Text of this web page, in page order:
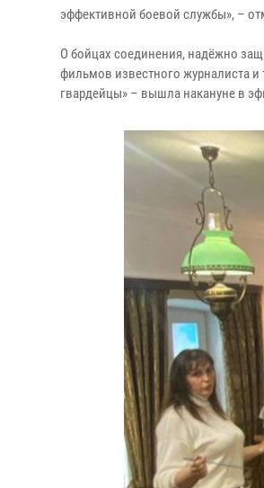
эффективной боевой службы», –
О бойцах соединения, надёжно
фильмов известного журналиста
гвардейцы» – вышла накануне в